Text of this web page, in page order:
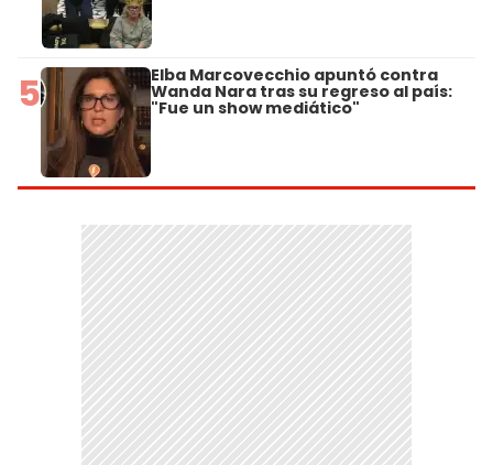
5 Elba Marcovecchio apuntó contra
Wanda Nara tras su regreso al país:
"Fue un show mediático"